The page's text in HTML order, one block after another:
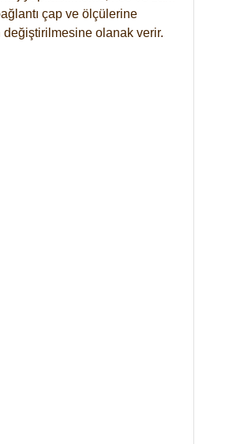
çap ve ölçülerine
değiştirilmesine olanak verir.